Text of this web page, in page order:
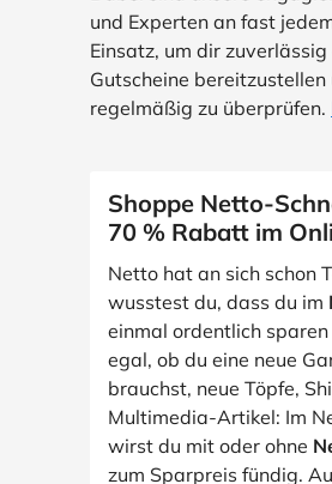
und Experten an fast
Einsatz, um dir
Gutscheine
regelmäßig zu überprüfen.
Shoppe Netto-
70 % Rabatt im
Netto hat an sich schon
wusstest du, dass du im
einmal ordentlich sparen
egal, ob du eine neue
brauchst, neue Töpfe,
Multimedia-Artikel: Im
wirst du mit oder ohne
zum Sparpreis fündig.